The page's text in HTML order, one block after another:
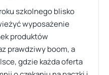
szkolnego blisko
wyposażenie
produktów
prawdziwy boom, a
gdzie każda oferta